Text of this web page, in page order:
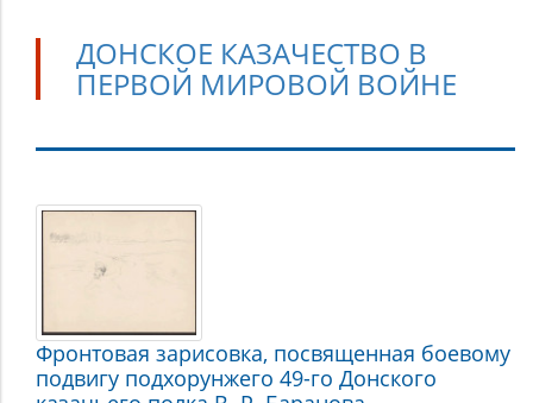
ДОНСКОЕ КАЗАЧЕСТВО В
ПЕРВОЙ МИРОВОЙ ВОЙНЕ
Донское
казачество
Мировой
войне
Фронтовая зарисовка, посвященная боевому
подвигу подхорунжего 49-го Донского